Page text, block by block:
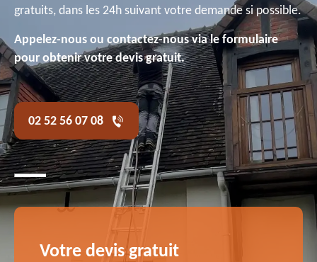
gratuits, dans les 24h suivant votre demande si possible.
Appelez-nous ou contactez-nous via le formulaire
pour obtenir votre devis gratuit.
02 52 56 07 08
Votre devis gratuit